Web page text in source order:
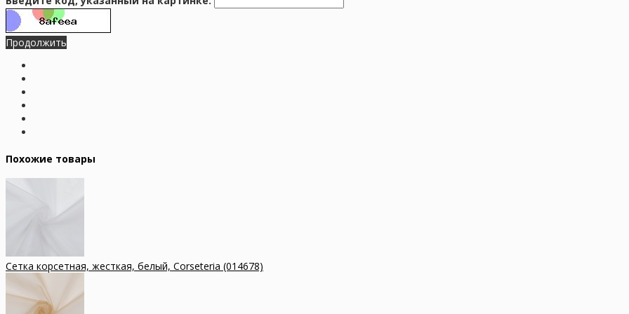
Продолжить
Похожие товары
Сетка корсетная, жесткая, белый, Corseteria (014678)